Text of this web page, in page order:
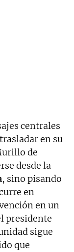
centrales
en su
de
desde la
, sino pisando
en
en un
presidente
sigue
que